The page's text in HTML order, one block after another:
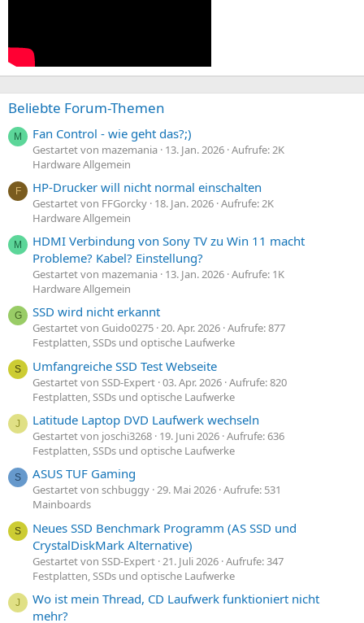
Beliebte Forum-Themen
M Fan Control - wie geht das?;)
Gestartet von mazemania 13. Jan. 2026 Aufrufe: 2K
Hardware Allgemein
F HP-Drucker will nicht normal einschalten
Gestartet von FFGorcky 18. Jan. 2026 Aufrufe: 2K
Hardware Allgemein
M
HDMI Verbindung von Sony TV zu Win 11 macht
Probleme? Kabel? Einstellung?
Gestartet von mazemania 13. Jan. 2026 Aufrufe: 1K
Hardware Allgemein
G SSD wird nicht erkannt
Gestartet von Guido0275 20. Apr. 2026 Aufrufe: 877
Festplatten, SSDs und optische Laufwerke
S Umfangreiche SSD Test Webseite
Gestartet von SSD-Expert 03. Apr. 2026 Aufrufe: 820
Festplatten, SSDs und optische Laufwerke
J Latitude Laptop DVD Laufwerk wechseln
Gestartet von joschi3268 19. Juni 2026 Aufrufe: 636
Festplatten, SSDs und optische Laufwerke
S ASUS TUF Gaming
Gestartet von schbuggy 29. Mai 2026 Aufrufe: 531
Mainboards
S
Neues SSD Benchmark Programm (AS SSD und
CrystalDiskMark Alternative)
Gestartet von SSD-Expert 21. Juli 2026 Aufrufe: 347
Festplatten, SSDs und optische Laufwerke
J
Wo ist mein Thread, CD Laufwerk funktioniert nicht
mehr?